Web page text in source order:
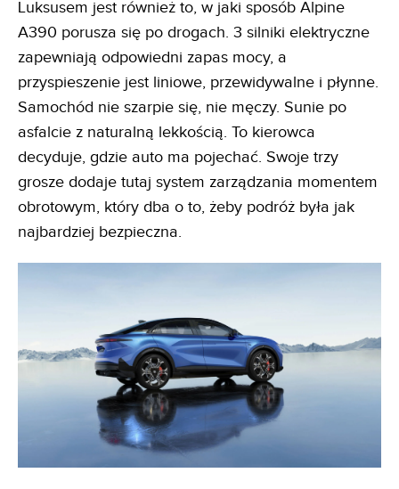
Luksusem jest również to, w jaki sposób Alpine
A390 porusza się po drogach. 3 silniki elektryczne
zapewniają odpowiedni zapas mocy, a
przyspieszenie jest liniowe, przewidywalne i płynne.
Samochód nie szarpie się, nie męczy. Sunie po
asfalcie z naturalną lekkością. To kierowca
decyduje, gdzie auto ma pojechać. Swoje trzy
grosze dodaje tutaj system zarządzania momentem
obrotowym, który dba o to, żeby podróż była jak
najbardziej bezpieczna.